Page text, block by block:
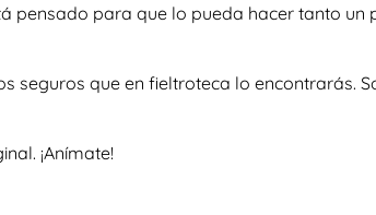
pensado para que lo pueda hacer tanto un
seguros que en fieltroteca lo encontrarás.
¡Anímate!